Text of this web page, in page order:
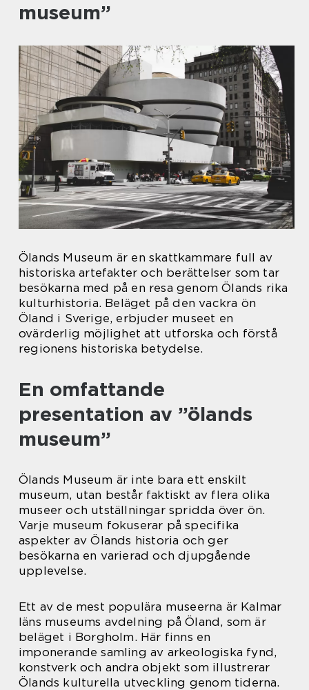
museum”
Ölands Museum är en skattkammare full av
historiska artefakter och berättelser som tar
besökarna med på en resa genom Ölands rika
kulturhistoria. Beläget på den vackra ön
Öland i Sverige, erbjuder museet en
ovärderlig möjlighet att utforska och förstå
regionens historiska betydelse.
En omfattande
presentation av ”ölands
museum”
Ölands Museum är inte bara ett enskilt
museum, utan består faktiskt av flera olika
museer och utställningar spridda över ön.
Varje museum fokuserar på specifika
aspekter av Ölands historia och ger
besökarna en varierad och djupgående
upplevelse.
Ett av de mest populära museerna är Kalmar
läns museums avdelning på Öland, som är
beläget i Borgholm. Här finns en
imponerande samling av arkeologiska fynd,
konstverk och andra objekt som illustrerar
Ölands kulturella utveckling genom tiderna.